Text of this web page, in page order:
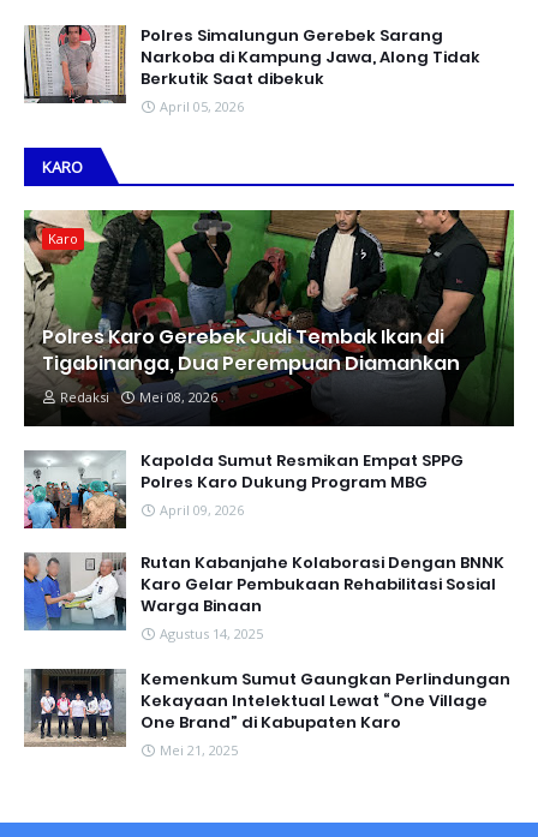
Polres Simalungun Gerebek Sarang
Narkoba di Kampung Jawa, Along Tidak
Berkutik Saat dibekuk
April 05, 2026
KARO
Karo
Polres Karo Gerebek Judi Tembak Ikan di
Tigabinanga, Dua Perempuan Diamankan
Redaksi Mei 08, 2026
Kapolda Sumut Resmikan Empat SPPG
Polres Karo Dukung Program MBG
April 09, 2026
Rutan Kabanjahe Kolaborasi Dengan BNNK
Karo Gelar Pembukaan Rehabilitasi Sosial
Warga Binaan
Agustus 14, 2025
Kemenkum Sumut Gaungkan Perlindungan
Kekayaan Intelektual Lewat “One Village
One Brand” di Kabupaten Karo
Mei 21, 2025